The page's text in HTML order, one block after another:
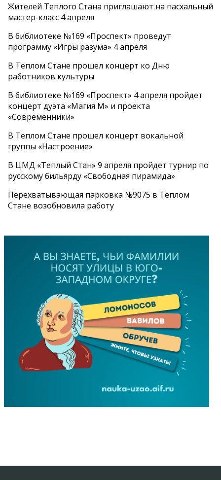
Жителей Теплого Стана приглашают на пасхальный
мастер-класс 4 апреля
В библиотеке №169 «Проспект» проведут
программу «Игры разума» 4 апреля
В Теплом Стане прошел концерт ко Дню
работников культуры
В библиотеке №169 «Проспект» 4 апреля пройдет
концерт дуэта «Магия М» и проекта
«Современники»
В Теплом Стане прошел концерт вокальной
группы «Настроение»
В ЦМД «Теплый Стан» 9 апреля пройдет турнир по
русскому бильярду «Свободная пирамида»
Перехватывающая парковка №9075 в Теплом
Стане возобновила работу